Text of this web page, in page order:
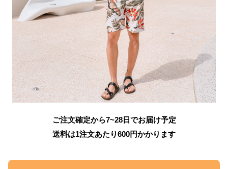
ご注文確定から7~28日でお届け予定
送料は1注文あたり600円かかります